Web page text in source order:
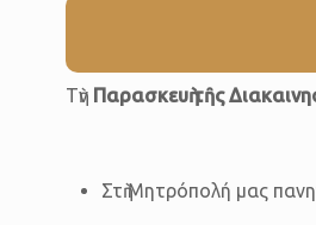
Τὴν Παρασκευὴ τῆς
Στὴ Μητρόπολή μας